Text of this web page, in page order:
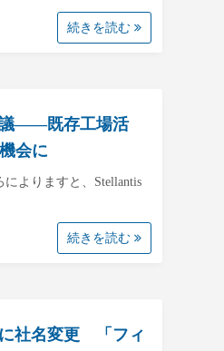
続きを読む
議――既存工場活
会に
よりますと、Stellantis
続きを読む
社名変更 「フィ